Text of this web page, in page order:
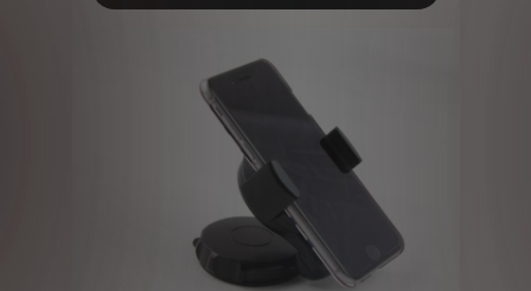
19,03